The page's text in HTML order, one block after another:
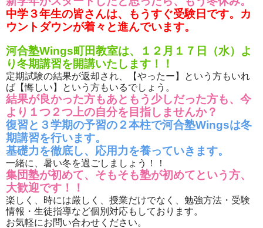
中学３年生の皆さんは、もうすぐ受験日です。カ
ウントダウンが着々と進んでいます。
河合塾Wings町田教室は、１２月１７日（水）よ
り冬期講習を開講いたします！！
定期試験の結果が返却され、【やったー】という方もいれ
ば【悔しい】という方もいるでしょう。
結果が良かった方もあともう少しだった方も、今
より１つ２つ上の自分を目指しませんか？
復習と３学期の予習の２本柱で河合塾Wingsは冬
期講習を行います。
基礎力を徹底し、応用力を養っていきます。
一緒に、暑い冬を過ごしましょう！！
集団塾が初めて、そもそも塾が初めてという方、
大歓迎です！！
楽しく、時には厳しく、授業だけでなく、勉強方法・受験
情報・生徒指導など個別対応もしております。
お気軽にお問い合わせください。